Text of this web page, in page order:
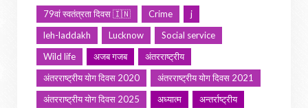
79वां स्वतंत्रता दिवस 🇮🇳 Crime
j
leh-laddakh
Lucknow
Social service
Wild life
अजब गजब
अंतरराष्ट्रीय
अंतरराष्ट्रीय योग दिवस 2020
अंतरराष्ट्रीय योग दिवस 2021
अंतरराष्ट्रीय योग दिवस 2025
अध्यात्म
अन्तर्राष्ट्रीय